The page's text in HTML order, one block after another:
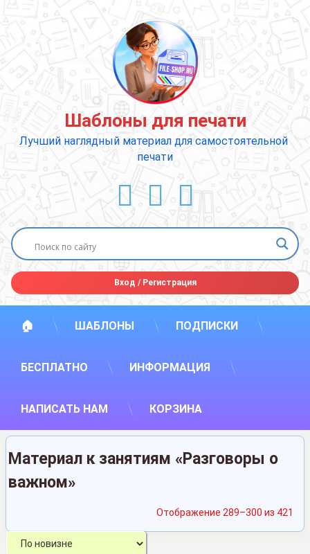
содержимому
Шаблоны для печати
Лучший наглядный материал для самостоятельной
печати
ВКонтакте
YouTube
E-mail
Вход /Регистрация
🏠 ШАБЛОНЫ ПОДПИСКИ
БЕСПЛАТНО ИНФОРМАЦИЯ
НАПИСАТЬ НАМ КОРЗИНА
Материал к занятиям «Разговоры о
важном»
Отображение 289–300 из 421